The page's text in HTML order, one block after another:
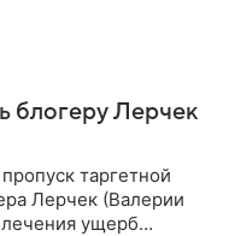
блогеру Лерчек
таргетной
Лерчек (Валерии
ущерб